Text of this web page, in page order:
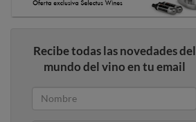
Recibe todas las novedades del
mundo del vino en tu email